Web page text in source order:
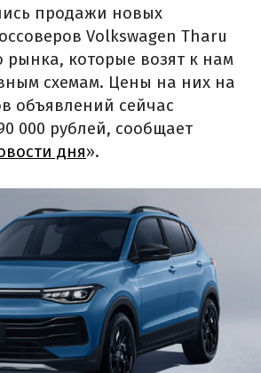
продажи новых
Volkswagen Tharu
рынка, которые возят к нам
схемам. Цены на них на
объявлений сейчас
000 рублей, сообщает
дня».